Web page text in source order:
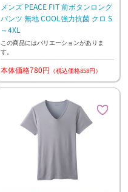
メンズ PEACE FIT 前ボタンロング
パンツ 無地 COOL強力抗菌 クロ S
～4XL
この商品にはバリエーションがありま
す。
本体価格780円 （税込価格858円）